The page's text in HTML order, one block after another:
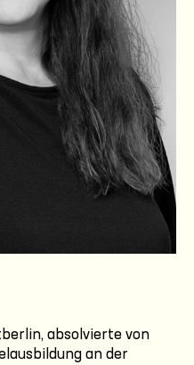
absolvierte von
an der